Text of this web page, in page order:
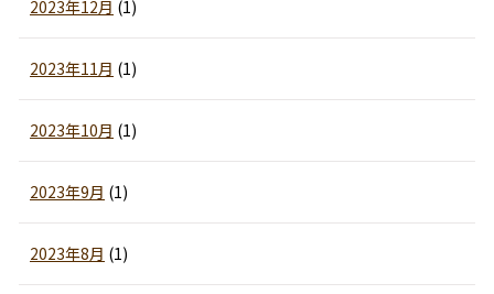
2023年12月 (1)
2023年11月 (1)
2023年10月 (1)
2023年9月 (1)
2023年8月 (1)